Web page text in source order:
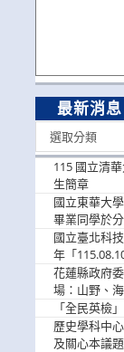
最新消息
選取分類
115 國立清
生簡章
國立東華大
畢業同學於
國立臺北科
年「
歡迎學生踴
花蓮縣政府
場：山野、
參加
「全民英檢
歷史學科中
及關心本議